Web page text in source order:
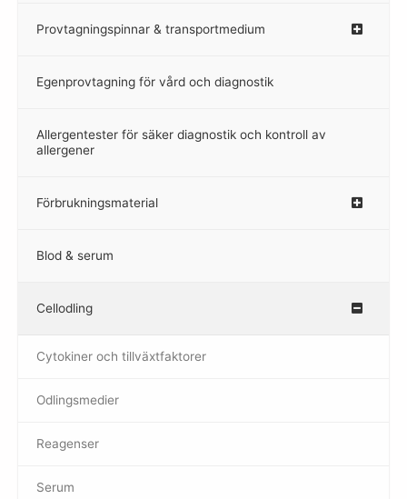
Provtagningspinnar & transportmedium
–
Egenprovtagning för vård och diagnostik
–
Allergentester för säker diagnostik och kontroll av
allergener
–
Förbrukningsmaterial
Blod & serum
Cellodling
–
Cytokiner och tillväxtfaktorer
Odlingsmedier
Reagenser
Serum